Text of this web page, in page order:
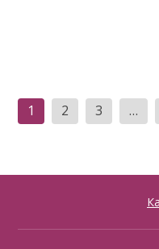
Пагинация
записей
1 2 3 …